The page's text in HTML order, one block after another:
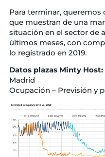
Para terminar,
que muestran de una
situación en el sector de
últimos meses, con
lo registrado en 2019.
Datos plazas Minty Host:
Madrid
Ocupación – Previsión y